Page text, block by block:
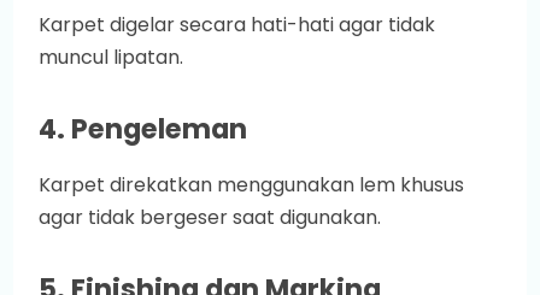
Karpet digelar secara hati-hati agar tidak
muncul lipatan.
4. Pengeleman
Karpet direkatkan menggunakan lem khusus
agar tidak bergeser saat digunakan.